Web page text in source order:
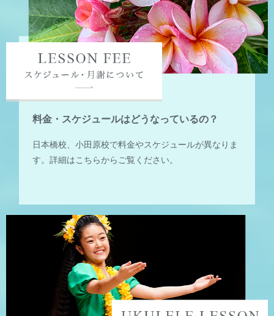
料金・スケジュールはどうなっているの？
日本橋校、小田原校で料金やスケジュールが異なりま
す。詳細はこちらからご覧ください。